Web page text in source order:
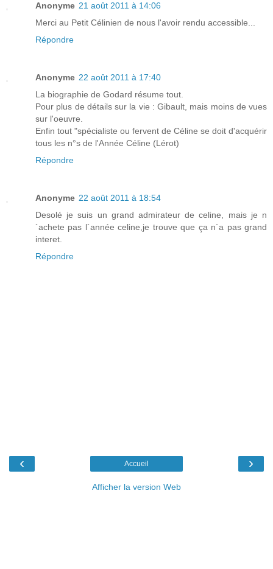
Anonyme 21 août 2011 à 14:06
Merci au Petit Célinien de nous l'avoir rendu accessible...
Répondre
Anonyme 22 août 2011 à 17:40
La biographie de Godard résume tout.
Pour plus de détails sur la vie : Gibault, mais moins de vues
sur l'oeuvre.
Enfin tout "spécialiste ou fervent de Céline se doit d'acquérir
tous les n°s de l'Année Céline (Lérot)
Répondre
Anonyme 22 août 2011 à 18:54
Desolé je suis un grand admirateur de celine, mais je n
´achete pas l´année celine,je trouve que ça n´a pas grand
interet.
Répondre
‹ ›
Accueil
Afficher la version Web